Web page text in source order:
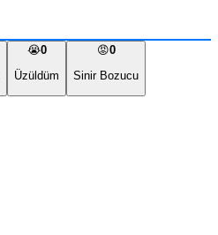
😭0
Üzüldüm
😡0
Sinir Bozucu